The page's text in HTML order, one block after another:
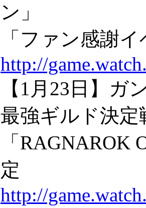
ン」
「ファン感謝
http://
【1月23日】
最強ギルド決定
「RAGNAROK
定
http://